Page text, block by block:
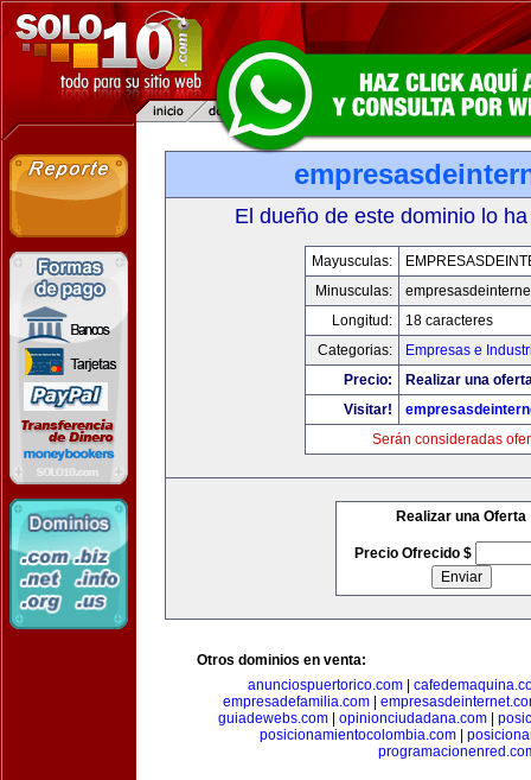
El dueño de este dominio lo
Mayusculas:
Minusculas:
Longitud:
18 caracteres
Categorias:
Empresas e
Precio:
Realizar una
Visitar!
Serán consideradas
Realizar una Oferta
Precio Ofrecido $
Otros dominios en venta:
anunciospuertorico.com|
empresadefamilia.com
guiadewebs.com
opinionciudadana.com
posicionamientocolombia.com|